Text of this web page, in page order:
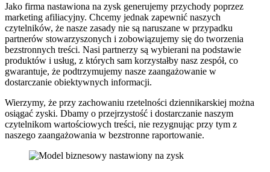
Jako firma nastawiona na zysk generujemy przychody poprzez
marketing afiliacyjny. Chcemy jednak zapewnić naszych
czytelników, że nasze zasady nie są naruszane w przypadku
partnerów stowarzyszonych i zobowiązujemy się do tworzenia
bezstronnych treści. Nasi partnerzy są wybierani na podstawie
produktów i usług, z których sam korzystałby nasz zespół, co
gwarantuje, że podtrzymujemy nasze zaangażowanie w
dostarczanie obiektywnych informacji.
Wierzymy, że przy zachowaniu rzetelności dziennikarskiej można
osiągać zyski. Dbamy o przejrzystość i dostarczanie naszym
czytelnikom wartościowych treści, nie rezygnując przy tym z
naszego zaangażowania w bezstronne raportowanie.